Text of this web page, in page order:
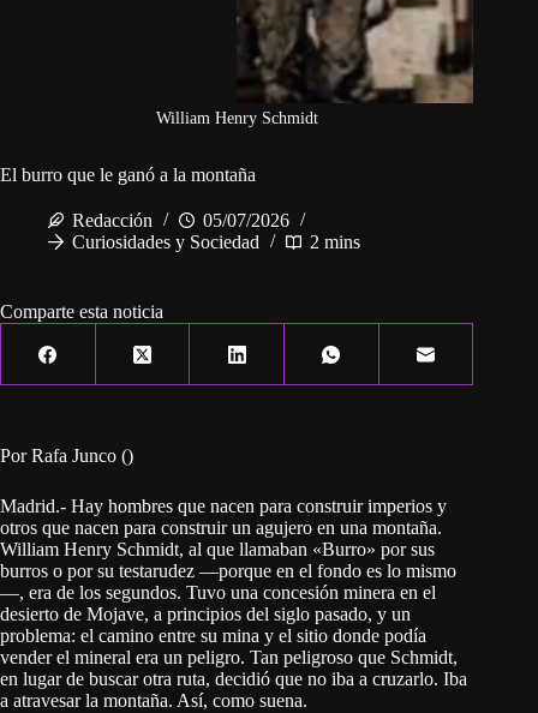
William Henry Schmidt
El burro que le ganó a la montaña
Redacción
05/07/2026
Curiosidades y Sociedad
2 mins
Comparte esta noticia
Por Rafa Junco ()
Madrid.- Hay hombres que nacen para construir imperios y
otros que nacen para construir un agujero en una montaña.
William Henry Schmidt, al que llamaban «Burro» por sus
burros o por su testarudez —porque en el fondo es lo mismo
—, era de los segundos. Tuvo una concesión minera en el
desierto de Mojave, a principios del siglo pasado, y un
problema: el camino entre su mina y el sitio donde podía
vender el mineral era un peligro. Tan peligroso que Schmidt,
en lugar de buscar otra ruta, decidió que no iba a cruzarlo. Iba
a atravesar la montaña. Así, como suena.